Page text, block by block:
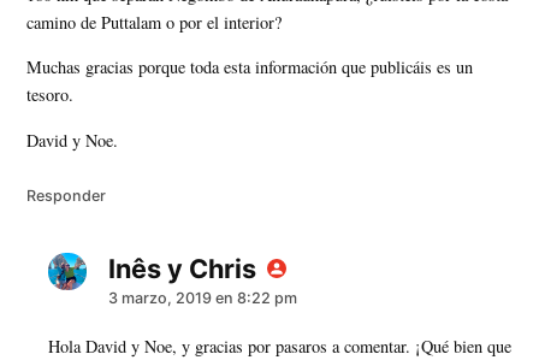
camino de Puttalam o por el interior?
Muchas gracias porque toda esta información que publicáis es un
tesoro.
David y Noe.
Responder
Inês y Chris dice:
3 marzo, 2019 en 8:22 pm
Hola David y Noe, y gracias por pasaros a comentar. ¡Qué bien que